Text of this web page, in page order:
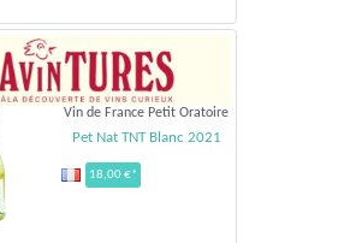
Vin de France Petit Oratoire
Pet Nat TNT Blanc 2021
18,00 €*